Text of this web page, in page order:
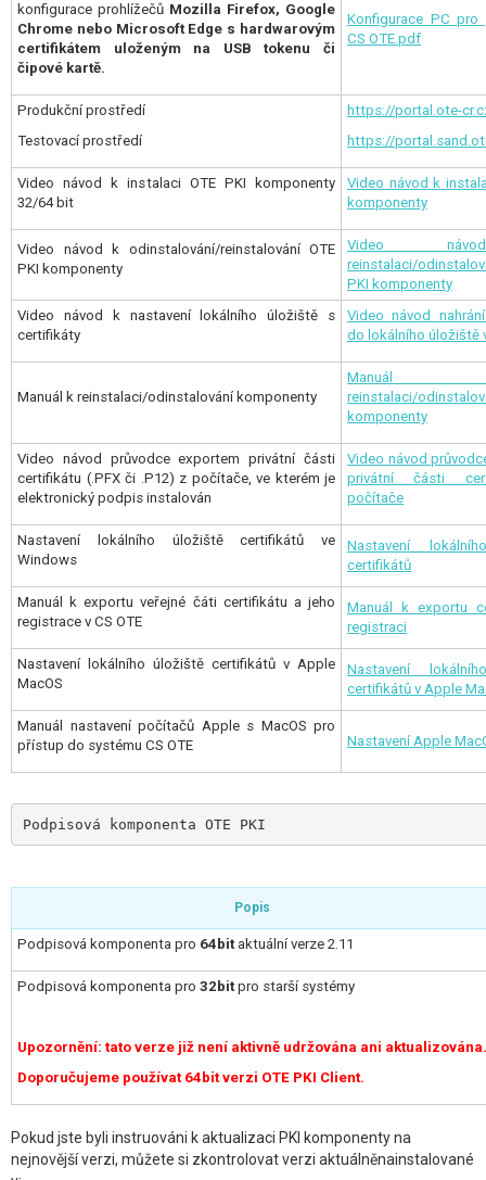
konfigurace prohlížečů Mozilla Firefox, Google
Chrome nebo Microsoft Edge s hardwarovým
certifikátem uloženým na USB tokenu či
čipové kartě.
Konfigurace PC
CS OTE.pdf
Produkční prostředí
Testovací prostředí
https://portal.ote-
https://
Video návod k instalaci OTE PKI komponenty
32/64 bit
Video návod k
komponenty
Video návod k odinstalování/reinstalování OTE
PKI komponenty
Video
reinstalaci/
PKI komponenty
Video návod k nastavení lokálního úložiště s
certifikáty
Video návod
do lokálního úložiště
Manuál k reinstalaci/odinstalování komponenty
reinstalaci/
komponenty
Video návod průvodce exportem privátní části
certifikátu (.PFX či .P12) z počítače, ve kterém je
elektronický podpis instalován
Video návod
privátní části
počítače
Nastavení lokálního úložiště certifikátů ve
Windows
Nastavení
certifikátů
Manuál k exportu veřejné čáti certifikátu a jeho
registrace v CS OTE
Manuál k exportu
registraci
Nastavení lokálního úložiště certifikátů v Apple
MacOS
Nastavení
certifikátů v Apple
Manuál nastavení počítačů Apple s MacOS pro
přístup do systému CS OTE
Nastavení Apple
Podpisová komponenta OTE PKI
Popis
Podpisová komponenta pro 64bitaktuální verze 2.11
Podpisová komponenta pro 32bitpro starší systémy
Upozornění: tato verze již není aktivně udržována ani aktualizována.
Doporučujeme používat 64bit verzi OTE PKI Client.
Pokud jste byli instruováni k aktualizaci PKI komponenty na
nejnovější verzi, můžete si zkontrolovat verzi aktuálněnainstalované